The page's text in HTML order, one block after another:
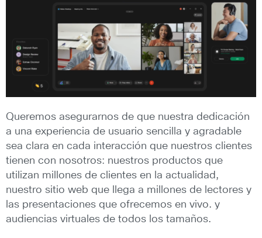
Queremos asegurarnos de que nuestra dedicación
a una experiencia de usuario sencilla y agradable
sea clara en cada interacción que nuestros clientes
tienen con nosotros: nuestros productos que
utilizan millones de clientes en la actualidad,
nuestro sitio web que llega a millones de lectores y
las presentaciones que ofrecemos en vivo. y
audiencias virtuales de todos los tamaños.